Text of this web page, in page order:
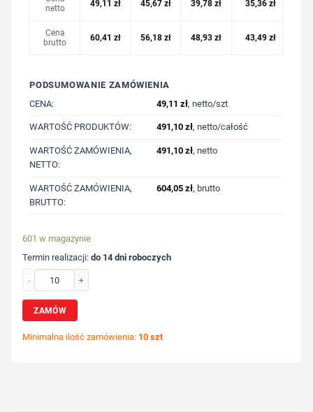
netto
49,11 zł 45,67 zł 39,78zł 35,36zł
Cena
brutto
60,41 zł 56,18 zł 48,93zł 43,49zł
PODSUMOWANIE ZAMÓWIENIA
CENA:
49,11 zł, netto/szt
WARTOŚĆ PRODUKTÓW: 491,10 zł, netto/całość
WARTOŚĆ ZAMÓWIENIA,
NETTO:
491,10 zł, netto
WARTOŚĆ ZAMÓWIENIA,
BRUTTO:
604,05 zł, brutto
601 w magazynie
Termin realizacji:do 14 dni roboczych
ZAMÓW
Minimalna ilość zamówienia: 10 szt